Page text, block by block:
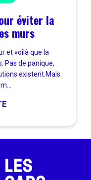
éviter la
murs
et voilà que la
Pas de panique,
existent.Mais